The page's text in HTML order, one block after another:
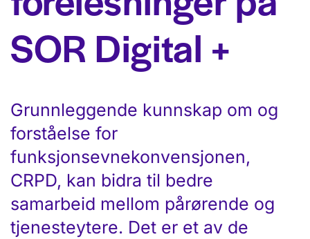
SOR Digital +
Grunnleggende kunnskap om og
forståelse for
funksjonsevnekonvensjonen,
CRPD, kan bidra til bedre
samarbeid mellom pårørende og
tjenesteytere. Det er et av de